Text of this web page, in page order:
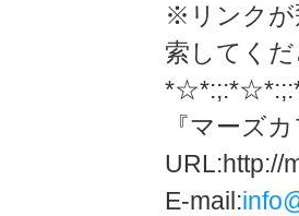
※リンクが
索してく
『マーズ
URL:http://
E-mail: